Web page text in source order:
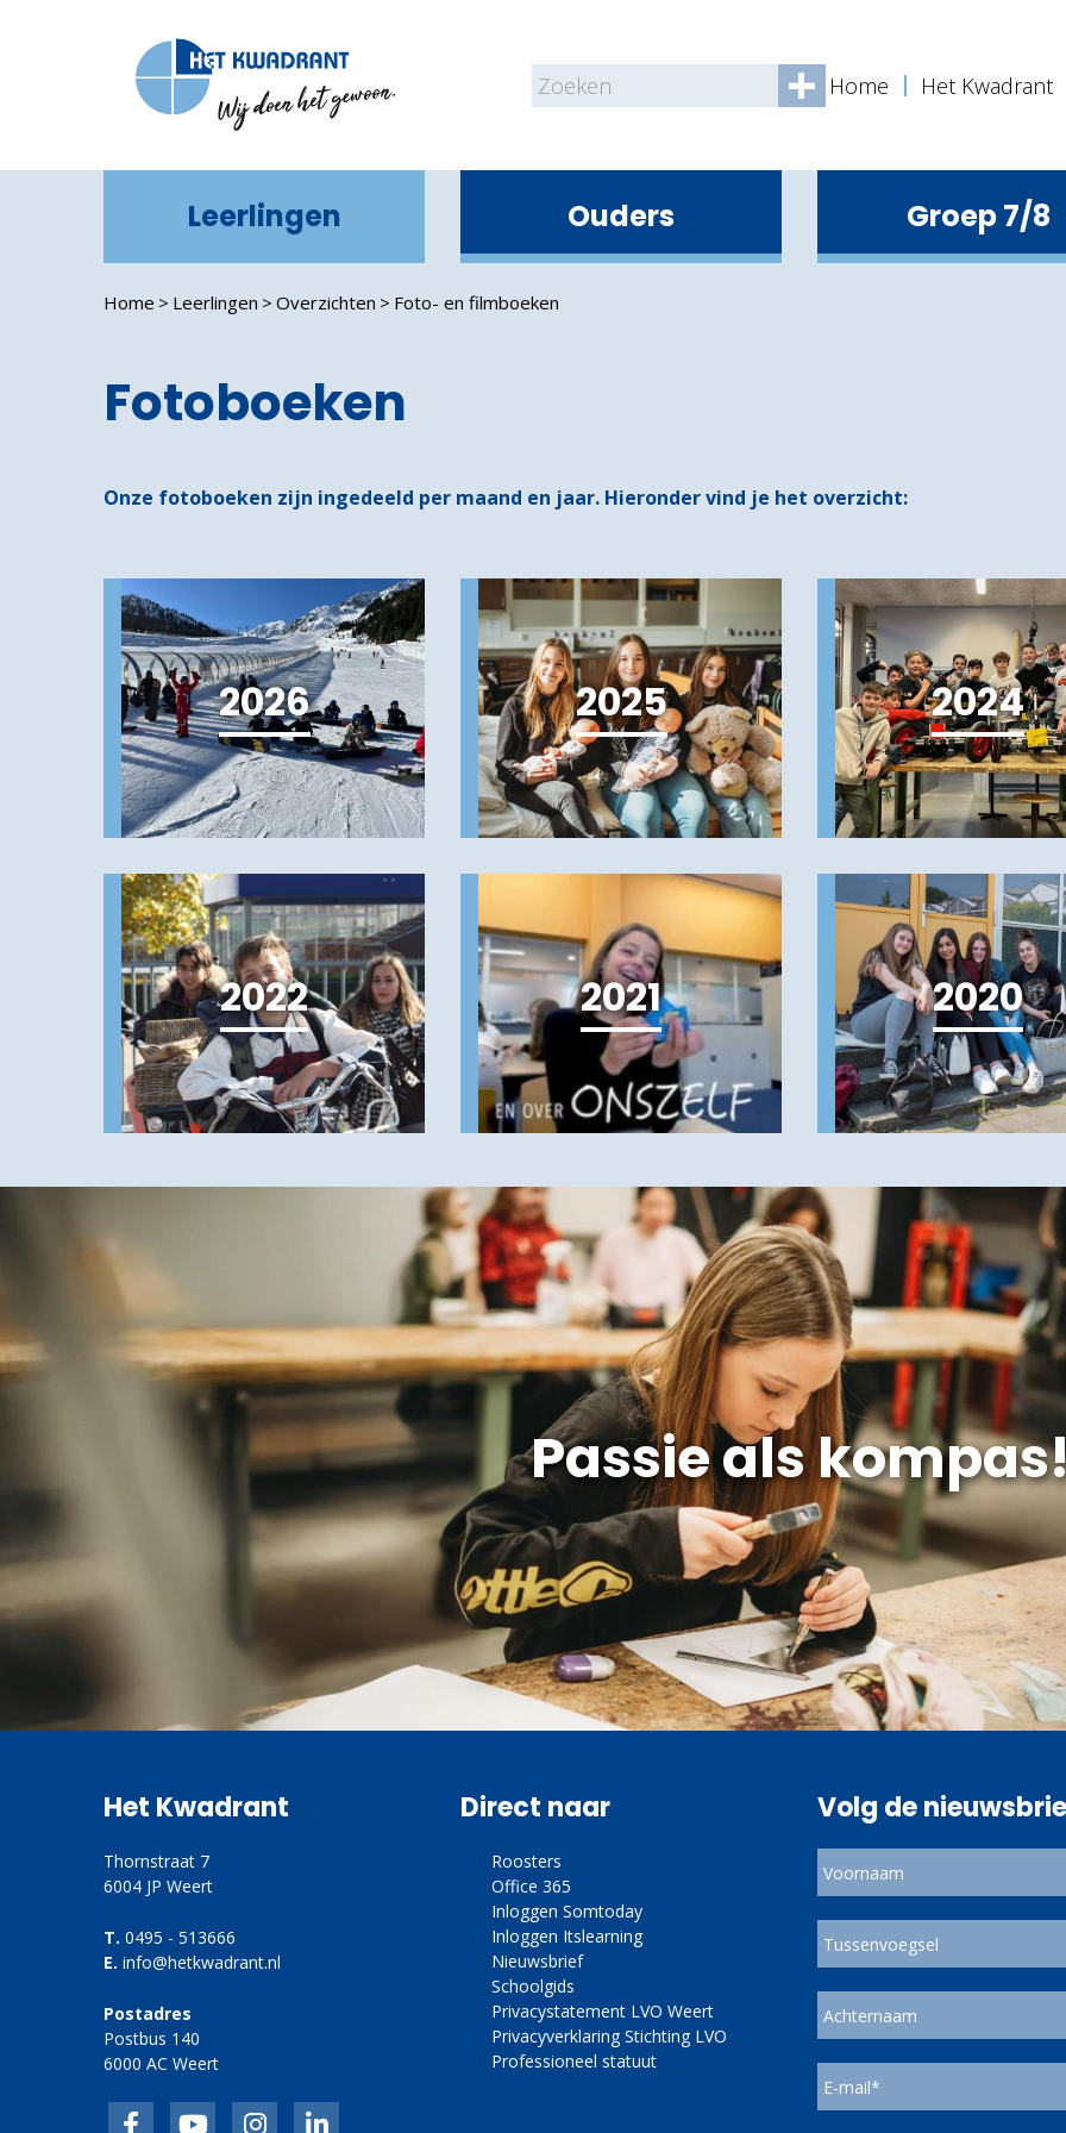
Home Het Kwadrant
Leerlingen Ouders Groep 7/8
Home Leerlingen Overzichten Foto- en filmboeken
Fotoboeken
Onze fotoboeken zijn ingedeeld per maand en jaar. Hieronder vind je het overzicht:
2026 2025 2024
2022 2021 2020
Passie als
Het Kwadrant
Thornstraat 7
6004 JP Weert
T. 0495 - 513666
E. info@hetkwadrant.nl
Postadres
Postbus 140
6000 AC Weert
Direct naar
Roosters
Office 365
Inloggen Somtoday
Inloggen Itslearning
Nieuwsbrief
Schoolgids
Privacystatement LVO Weert
Privacyverklaring Stichting LVO
Professioneel statuut
Volg de